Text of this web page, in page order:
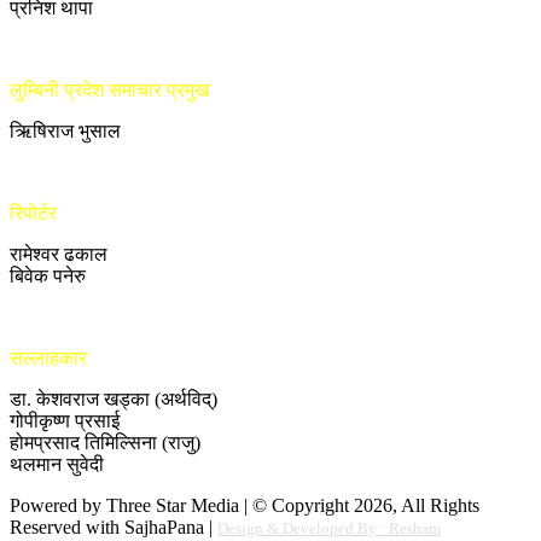
प्रनिश थापा
लुम्बिनी प्रदेश समाचार प्रमुख
ऋिषिराज भुसाल
रिपोर्टर
रामेश्वर ढकाल
बिवेक पनेरु
सल्लाहकार
डा. केशवराज खड्का (अर्थविद्)
गोपीकृष्ण प्रसाई
होमप्रसाद तिमिल्सिना (राजु)
थलमान सुवेदी
Powered by Three Star Media | © Copyright 2026, All Rights
Reserved with SajhaPana | Design & Developed By : Resham